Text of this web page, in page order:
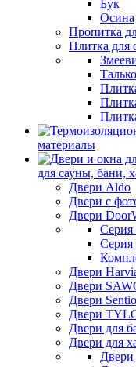
Бук
Осина
Пропитка
Плитка для
материалы
для сауны, бани,
Двери Aldo
Двери с
Двери
Серия
Двери
Двери
Двери
Двери
Двери для
Двери для
Двери